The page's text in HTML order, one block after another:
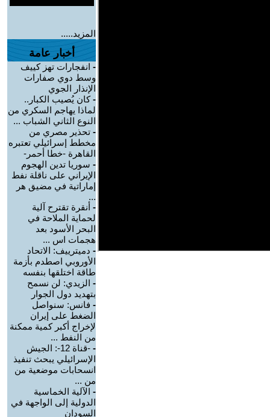
المزيد.....
أخبار عامة
- انفجارات تهز كييف
وسط دوي صفارات
الإنذار الجوي
-كان يُصيب الكبار..
لماذا يهاجم السكري من
النوع الثاني الشباب ...
- تحذير مصري من
مخطط إسرائيلي تعتبره
القاهرة -خطا أحمر-
- سوريا تدين الهجوم
الإيراني على ناقلة نفط
إماراتية في مضيق هر
...
- أنقرة تقترح آلية
لحماية الملاحة في
البحر الأسود بعد
هجمات اس ...
- دميترييف: الاتحاد
الأوروبي اصطدم بأزمة
طاقة اختلقها بنفسه
- الزيدي: لن نسمح
بتهديد دول الجوار
- فانس: سنواصل
الضغط على إيران
لإخراج أكبر كمية ممكنة
من النفط ...
-
-قناة 12-: الجيش
الإسرائيلي يبحث تنفيذ
انسحابات موضعية من
من ...
- الآلية الخماسية
الدولية إلى الواجهة في
السودان